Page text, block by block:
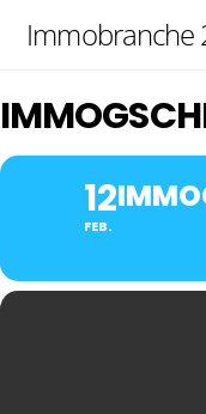
Immobranche
12
FEB.